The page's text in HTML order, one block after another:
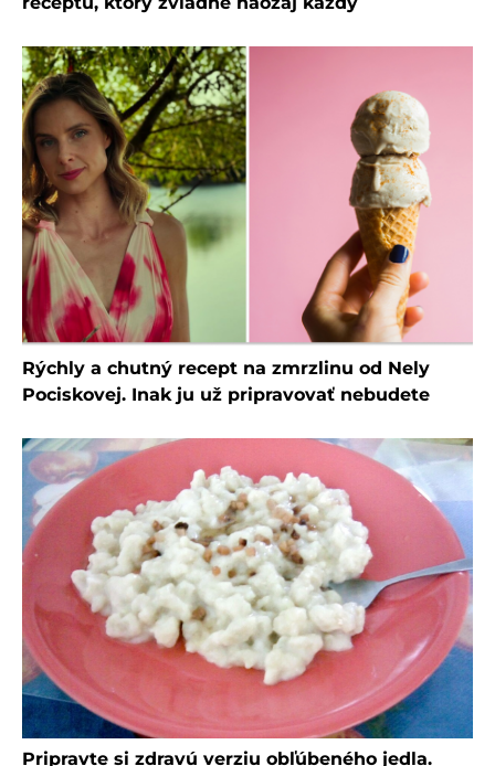
Rýchly a chutný recept na zmrzlinu od Nely
Pociskovej. Inak ju už pripravovať nebudete
Pripravte si zdravú verziu obľúbeného jedla.